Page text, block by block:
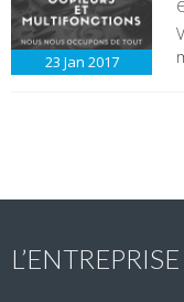
23 Jan 2017
L’ENTREPRISE